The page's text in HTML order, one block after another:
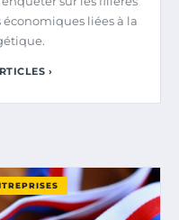
liées à la
›